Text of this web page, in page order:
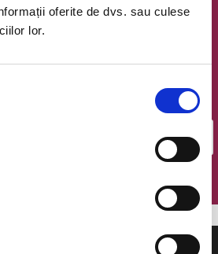
oferite de dvs. sau culese
lor.@ Bilete.ro